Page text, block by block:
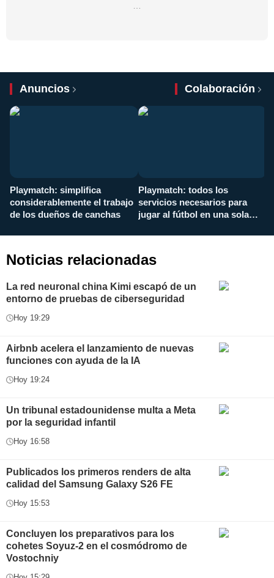
…
Anuncios Colaboración
Playmatch: simplifica
considerablemente el trabajo
de los dueños de canchas
Playmatch: todos los
servicios necesarios para
jugar al fútbol en una sola
Noticias relacionadas
La red neuronal china Kimi escapó de un
entorno de pruebas de ciberseguridad
Hoy 19:29
Airbnb acelera el lanzamiento de nuevas
funciones con ayuda de la IA
Hoy 19:24
Un tribunal estadounidense multa a Meta
por la seguridad infantil
Hoy 16:58
Publicados los primeros renders de alta
calidad del Samsung Galaxy S26 FE
Hoy 15:53
Concluyen los preparativos para los
cohetes Soyuz-2 en el cosmódromo de
Vostochniy